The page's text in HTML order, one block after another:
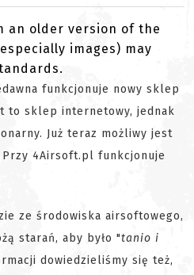
an older version of the
images) may
funkcjonuje nowy sklep
to sklep internetowy, jednak
Już teraz możliwy jest
4Airsoft.pl funkcjonuje
ze środowiska airsoftowego,
starań, aby było "tanio i
dowiedzieliśmy się też,